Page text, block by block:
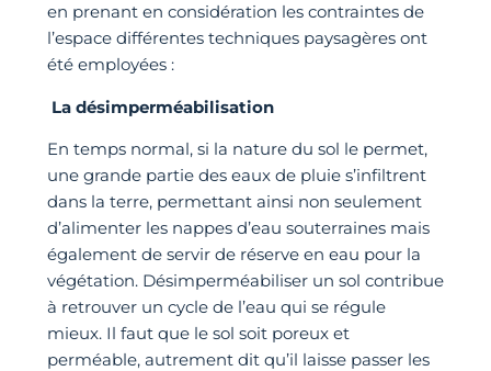
en prenant en considération les contraintes de
l’espace différentes techniques paysagères ont
été employées :
La désimperméabilisation
En temps normal, si la nature du sol le permet,
une grande partie des eaux de pluie s’infiltrent
dans la terre, permettant ainsi non seulement
d’alimenter les nappes d’eau souterraines mais
également de servir de réserve en eau pour la
végétation. Désimperméabiliser un sol contribue
à retrouver un cycle de l’eau qui se régule
mieux. Il faut que le sol soit poreux et
perméable, autrement dit qu’il laisse passer les